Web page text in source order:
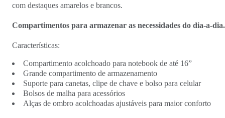
com destaques amarelos e brancos.
Compartimentos para armazenar as necessidades do dia-a-dia.
Características:
Compartimento acolchoado para notebook de até 16”
Grande compartimento de armazenamento
Suporte para canetas, clipe de chave e bolso para celular
Bolsos de malha para acessórios
Alças de ombro acolchoadas ajustáveis para maior conforto